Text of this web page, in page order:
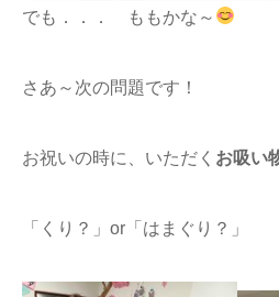
でも．．． ももかな～ 「
さあ～次の問題です！
お祝いの時に、いただく お吸い
「くり？」or「はまぐり？」